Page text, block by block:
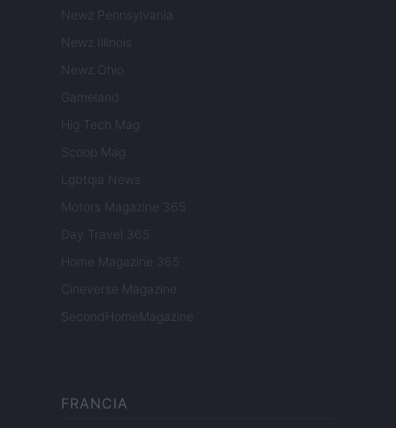
Newz Pennsylvania
Newz Illinois
Newz Ohio
Gameland
Hig Tech Mag
Scoop Mag
Lgbtqia News
Motors Magazine 365
Day Travel 365
Home Magazine 365
Cineverse Magazine
SecondHomeMagazine
FRANCIA